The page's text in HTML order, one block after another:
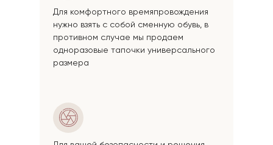
Для комфортного времяпровождения
нужно взять с собой сменную обувь, в
противном случае мы продаем
одноразовые тапочки универсального
размера